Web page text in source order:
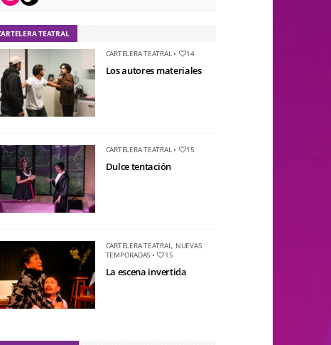
TEATRAL
CARTELERA TEATRAL• 14
Los autores materiales
CARTELERA TEATRAL• 15
Dulce tentación
CARTELERA TEATRAL, NUEVAS
TEMPORADAS • 15
La escena invertida